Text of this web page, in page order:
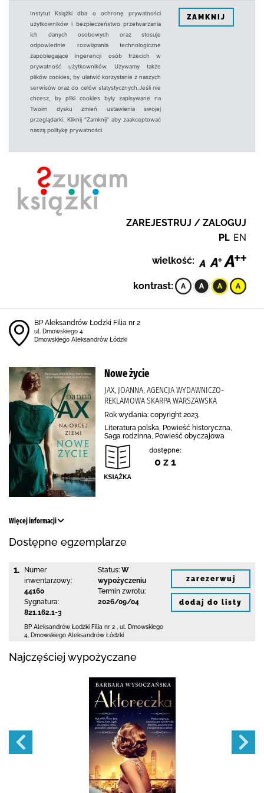
Instytut Książki dba o ochronę prywatności
użytkowników i bezpieczeństwo przetwarzania
ich danych osobowych oraz stosuje
odpowiednie rozwiązania technologiczne
zapobiegające ingerencji osób trzecich w
prywatność użytkowników. Używamy także
plików cookies, by ułatwić korzystanie z naszych
serwisów oraz do celów statystycznych.Jeśli nie
chcesz, by pliki cookies były zapisywane na
Twoim dysku zmień ustawienia swojej
przeglądarki. Kliknij "Zamknij" aby zaakceptować
naszą politykę prywatności.
ZAMKNIJ
ZAREJESTRUJ / ZALOGUJ
PL EN
wielkość:
kontrast:
BP Aleksandrów Łodzki Filia nr 2
ul. Dmowskiego 4
Dmowskiego Aleksandrów Łódzki
Nowe życie
JAX, JOANNA, AGENCJA WYDAWNICZO-
REKLAMOWA SKARPA WARSZAWSKA
Rok wydania: copyright 2023.
Literatura polska, Powieść historyczna,
Saga rodzinna, Powieść obyczajowa
dostępne:
0 z 1
Więcej informacji
Dostępne egzemplarze
1.
Numer
inwentarzowy:
44160
Sygnatura:
821.162.1-3
Status: W
wypożyczeniu
Termin zwrotu:
2026/09/04
BP Aleksandrów Łodzki Filia nr 2
ul. Dmowskiego
4 Dmowskiego Aleksandrów Łódzki
zarezerwuj
dodaj do listy
Najczęściej wypożyczane